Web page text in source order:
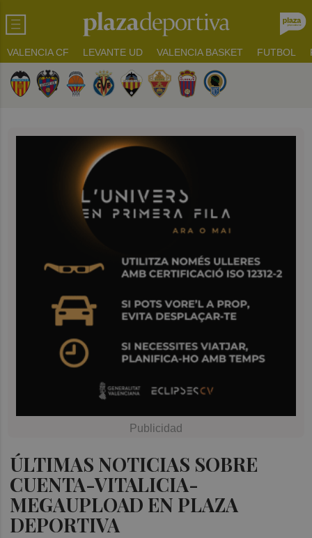
VALENCIA CF LEVANTE UD VALENCIA BASKET FUTBOL
ÚLTIMAS NOTICIAS SOBRE
CUENTA-VITALICIA-
MEGAUPLOAD EN PLAZA
DEPORTIVA